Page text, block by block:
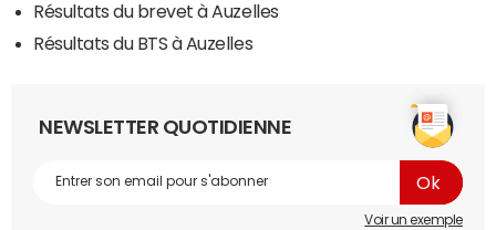
Résultats du brevet à Auzelles
Résultats du BTS à Auzelles
NEWSLETTER QUOTIDIENNE
Voir un exemple